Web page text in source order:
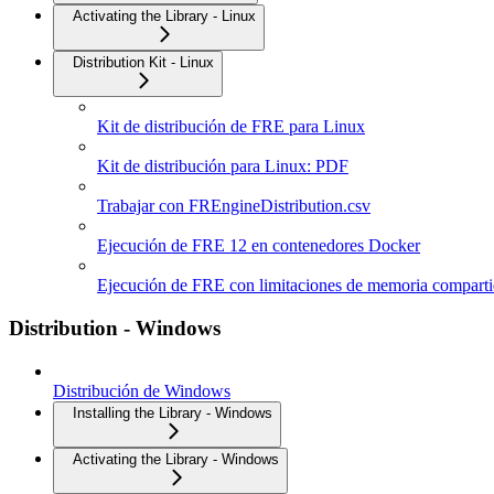
Activating the Library - Linux
Distribution Kit - Linux
Kit de distribución de FRE para Linux
Kit de distribución para Linux: PDF
Trabajar con FREngineDistribution.csv
Ejecución de FRE 12 en contenedores Docker
Ejecución de FRE con limitaciones de memoria
Distribution - Windows
Distribución de Windows
Installing the Library - Windows
Activating the Library - Windows